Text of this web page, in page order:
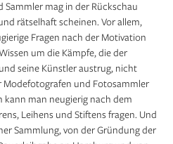
Sammler mag in der Rückschau
rätselhaft scheinen. Vor allem,
Fragen nach der Motivation
um die Kämpfe, die der
seine Künstler austrug, nicht
Modefotografen und Fotosammler
kann man neugierig nach dem
Leihens und Stiftens fragen. Und
Sammlung, von der Gründung der